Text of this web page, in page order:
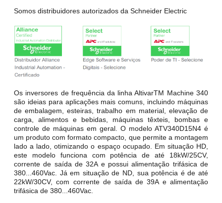
Somos distribuidores autorizados da Schneider Electric
Os inversores de frequência da linha AltivarTM Machine 340
são ideias para aplicações mais comuns, incluindo máquinas
de embalagem, esteiras, trabalho em material, elevação de
carga, alimentos e bebidas, máquinas têxteis, bombas e
controle de máquinas em geral. O modelo ATV340D15N4 é
um produto com formato compacto, que permite a montagem
lado a lado, otimizando o espaço ocupado. Em situação HD,
este modelo funciona com potência de até 18kW/25CV,
corrente de saída de 32A e possui alimentação trifásica de
380...460Vac. Já em situação de ND, sua potência é de até
22kW/30CV, com corrente de saída de 39A e alimentação
trifásica de 380...460Vac.